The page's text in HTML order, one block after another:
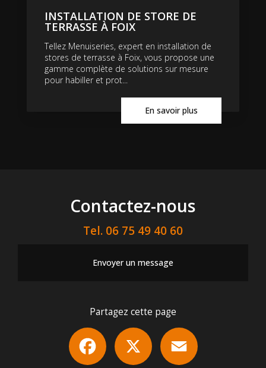
INSTALLATION DE STORE DE
TERRASSE À FOIX
Tellez Menuiseries, expert en installation de
stores de terrasse à Foix, vous propose une
gamme complète de solutions sur mesure
pour habiller et prot...
En savoir plus
Contactez-nous
Tel. 06 75 49 40 60
Envoyer un message
Partagez cette page
Facebook